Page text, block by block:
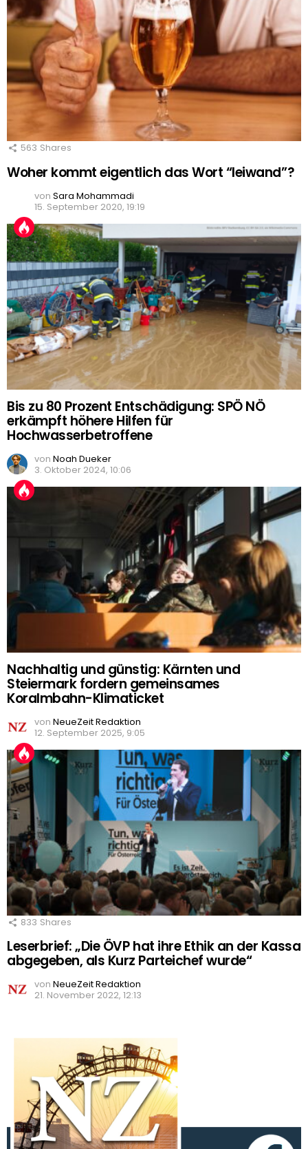
563 Shares
Woher kommt eigentlich das Wort “leiwand”?
von Sara Mohammadi
15. September 2020, 19:19
Bis zu 80 Prozent Entschädigung: SPÖ NÖ
erkämpft höhere Hilfen für
Hochwasserbetroffene
von Noah Dueker
3. Oktober 2024, 10:06
Nachhaltig und günstig: Kärnten und
Steiermark fordern gemeinsames
Koralmbahn-Klimaticket
von NeueZeit Redaktion
12. September 2025, 9:05
833 Shares
Leserbrief: „Die ÖVP hat ihre Ethik an der Kassa
abgegeben, als Kurz Parteichef wurde“
von NeueZeit Redaktion
21. November 2022, 12:13